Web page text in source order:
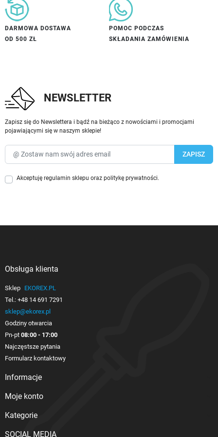
DARMOWA DOSTAWA
OD 500 ZŁ
POMOC PODCZAS
SKŁADANIA ZAMÓWIENIA
NEWSLETTER
Zapisz się do Newslettera i bądź na bieżąco z nowościami i promocjami
pojawiającymi się w naszym sklepie!
Akceptuję regulamin sklepu oraz politykę prywatności.
Obsługa klienta
Sklep EKOREX.PL
Tel.: +48 14 691 7291
sklep@ekorex.pl
Godziny otwarcia
Pn-pt 08:00 - 17:00
Najczęstsze pytania
Formularz kontaktowy
Informacje
Moje konto
Kategorie
SOCIAL MEDIA